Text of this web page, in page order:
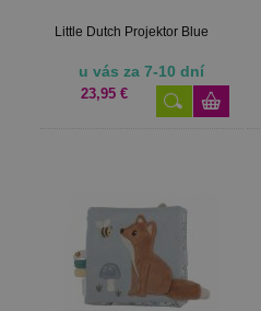
Little Dutch Projektor Blue
u vás za 7-10 dní
23,95 €